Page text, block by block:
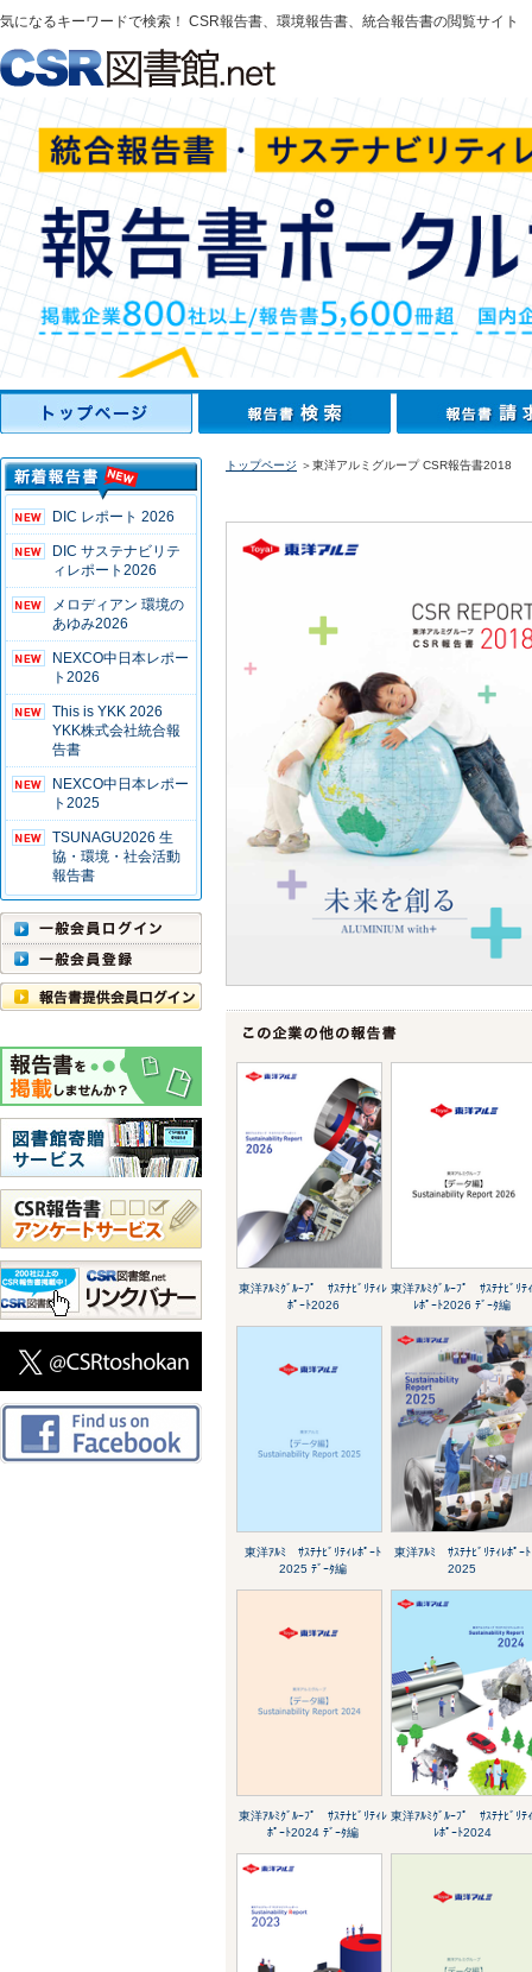
気になるキーワードで検索！ CSR報告書、環境報告書、統合報告書の閲覧サイト
DIC レポート 2026
DIC サステナビリテ
ィレポート2026
メロディアン 環境の
あゆみ2026
NEXCO中日本レポー
ト2026
This is YKK 2026
YKK株式会社統合報
告書
NEXCO中日本レポー
ト2025
TSUNAGU2026 生
協・環境・社会活動
報告書
トップページ ＞東洋アルミグループ CSR報告書2018
東洋ｱﾙﾐｸﾞﾙｰﾌﾟ ｻｽﾃﾅﾋﾞﾘﾃｨﾚ
ﾎﾟｰﾄ2026
東洋ｱﾙﾐｸﾞﾙｰﾌﾟ ｻｽﾃﾅﾋﾞﾘﾃ
ﾚﾎﾟｰﾄ2026 ﾃﾞｰﾀ編
東洋ｱﾙﾐ ｻｽﾃﾅﾋﾞﾘﾃｨﾚﾎﾟｰﾄ
2025 ﾃﾞｰﾀ編
東洋ｱﾙﾐ ｻｽﾃﾅﾋﾞﾘﾃｨﾚﾎﾟｰﾄ
2025
東洋ｱﾙﾐｸﾞﾙｰﾌﾟ ｻｽﾃﾅﾋﾞﾘﾃｨﾚ
ﾎﾟｰﾄ2024 ﾃﾞｰﾀ編
東洋ｱﾙﾐｸﾞﾙｰﾌﾟ ｻｽﾃﾅﾋﾞﾘﾃ
ﾚﾎﾟｰﾄ2024